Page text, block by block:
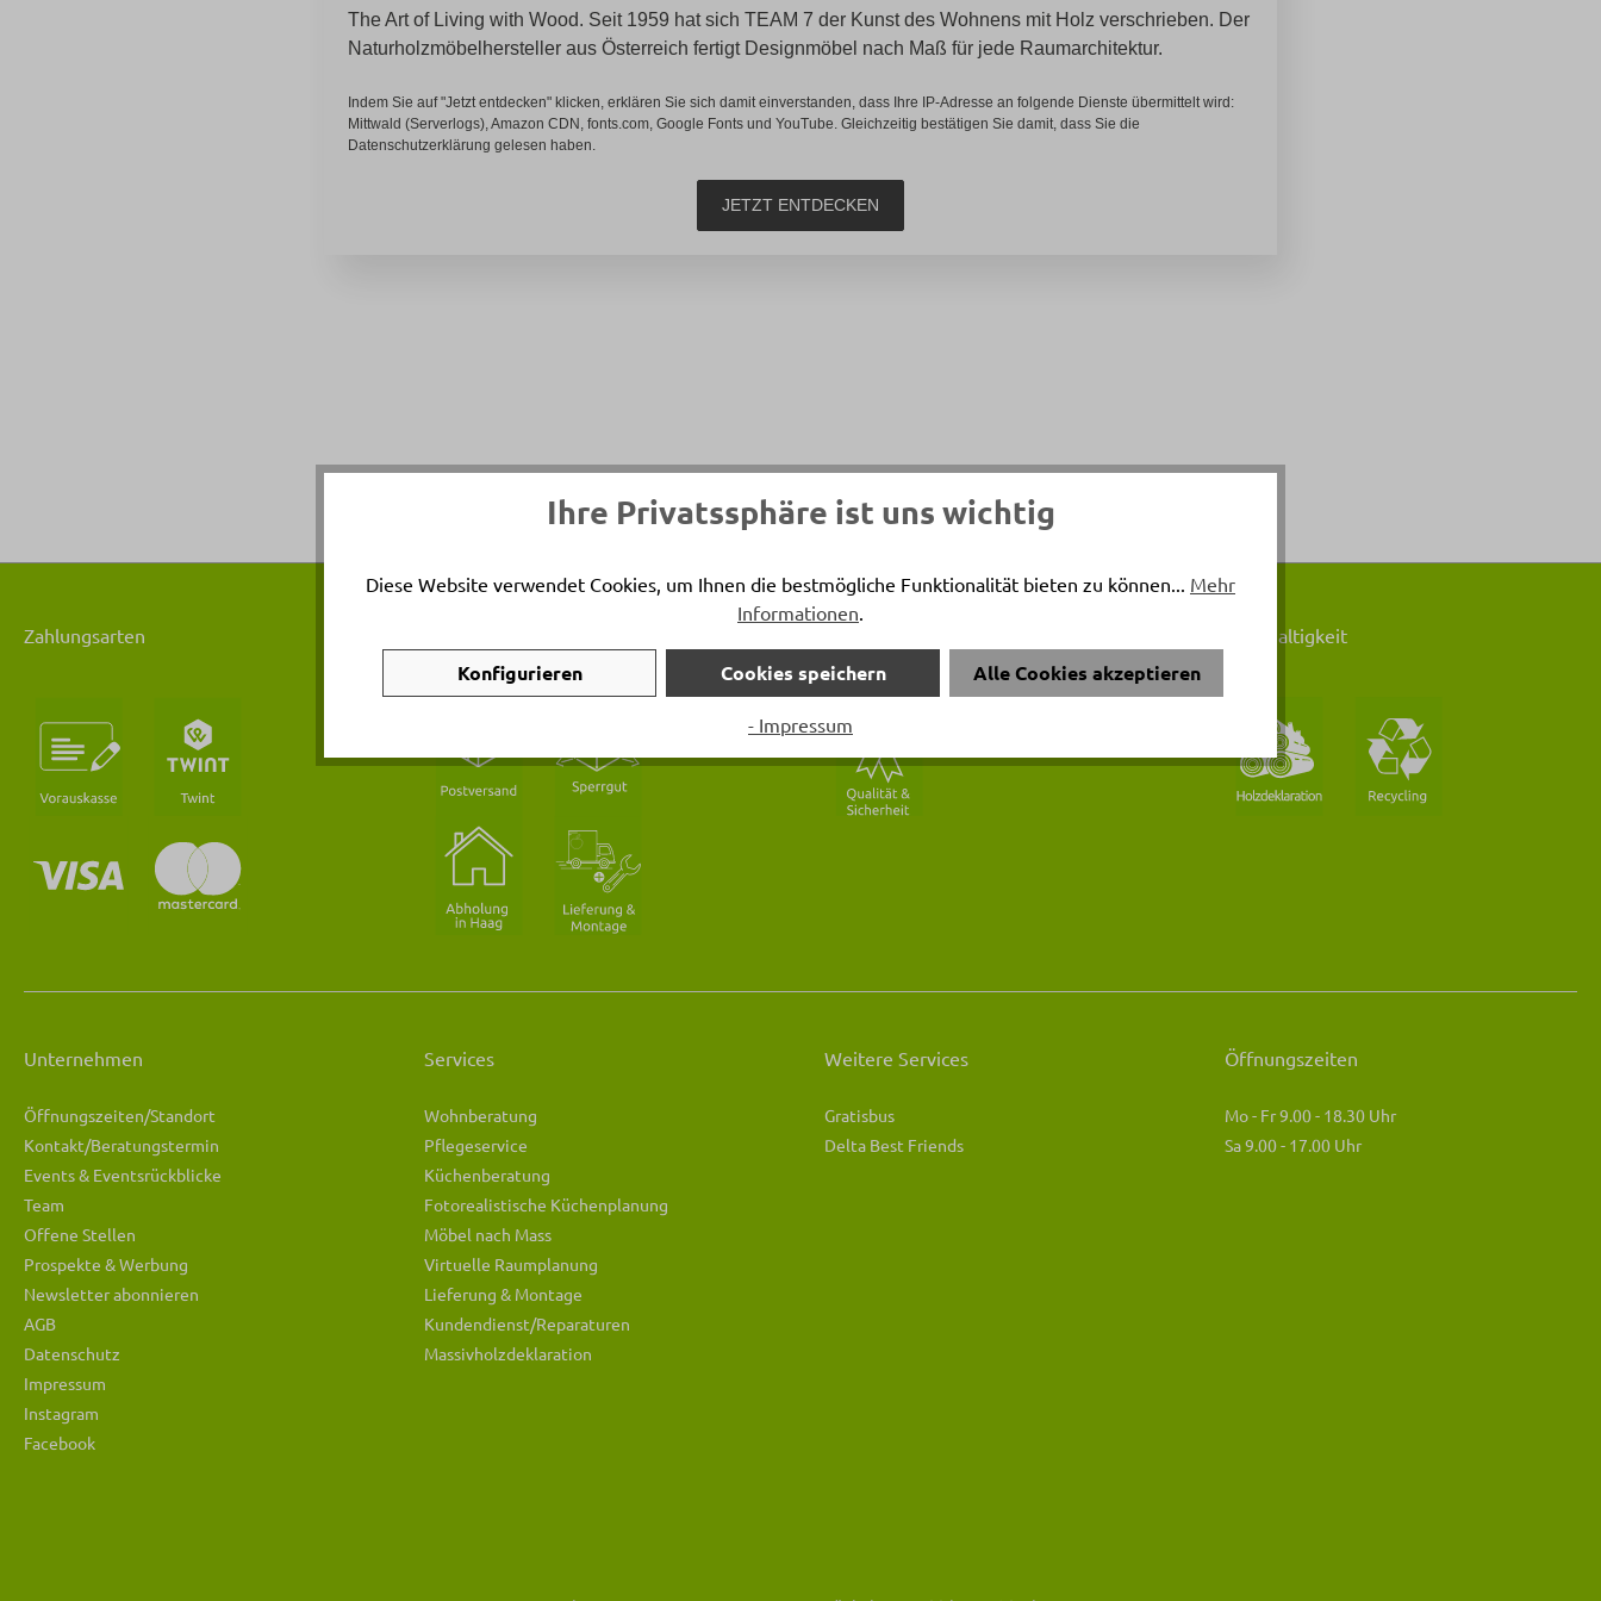
The Art of Living with Wood. Seit 1959 hat sich TEAM 7 der Kunst des Wohnens mit Holz verschrieben. Der
Naturholzmöbelhersteller aus Österreich fertigt Designmöbel nach Maß für jede Raumarchitektur.
Indem Sie auf "Jetzt entdecken" klicken, erklären Sie sich damit einverstanden, dass Ihre IP-Adresse an folgende Dienste übermittelt wird:
Mittwald (Serverlogs), Amazon CDN, fonts.com, Google Fonts und YouTube. Gleichzeitig bestätigen Sie damit, dass Sie die
Datenschutzerklärung gelesen haben.
JETZT ENTDECKEN
Zahlungsarten Nachhaltigkeit
Unternehmen
Öffnungszeiten/Standort
Kontakt/Beratungstermin
Events & Eventsrückblicke
Team
Offene Stellen
Prospekte & Werbung
Newsletter abonnieren
AGB
Datenschutz
Impressum
Instagram
Facebook
Services
Wohnberatung
Pflegeservice
Küchenberatung
Fotorealistische Küchenplanung
Möbel nach Mass
Virtuelle Raumplanung
Lieferung & Montage
Kundendienst/Reparaturen
Massivholzdeklaration
Weitere Services
Gratisbus
Delta Best Friends
Öffnungszeiten
Mo - Fr 9.00 - 18.30 Uhr
Sa 9.00 - 17.00 Uhr
Ihre Privatssphäre ist uns wichtig
Diese Website verwendet Cookies, um Ihnen die bestmögliche Funktionalität bieten zu können... Mehr
Informationen
Konfigurieren Cookies speichern Alle Cookies akzeptieren
- Impressum